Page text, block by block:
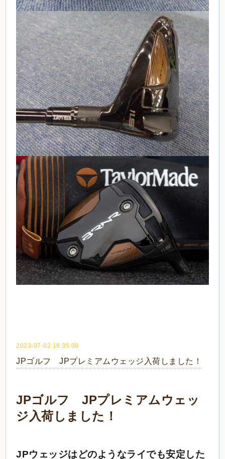
2023-07-02 18:35:00
JPゴルフ JPプレミアムウェッジ入荷しました！
JPゴルフ JPプレミアムウェッ
ジ入荷しました！
JPウェッジはどのようなライでも安定した